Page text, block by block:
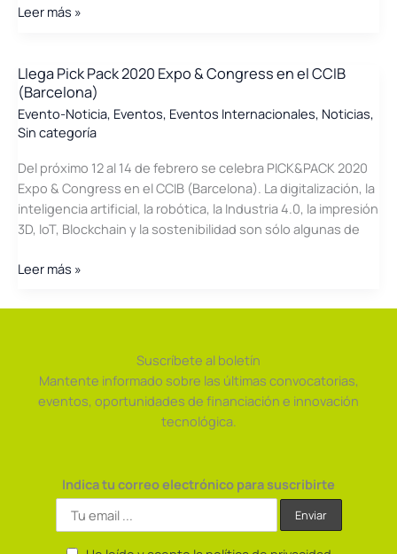
EL
ESPAÑOL
SE
MOVILIZA
EN
2023
Leer más »
Llega Pick Pack 2020 Expo & Congress en el CCIB
(Barcelona)
Evento-Noticia, Eventos, Eventos Internacionales, Noticias,
Sin categoría
Del próximo 12 al 14 de febrero se celebra PICK&PACK 2020
Expo & Congress en el CCIB (Barcelona). La digitalización, la
inteligencia artificial, la robótica, la Industria 4.0, la impresión
3D, IoT, Blockchain y la sostenibilidad son sólo algunas de
Llega
Pack
Congress
Leer más »
Suscríbete al boletín
Mantente informado sobre las últimas convocatorias,
eventos, oportunidades de financiación e innovación
tecnológica.
Indica tu correo electrónico para suscribirte